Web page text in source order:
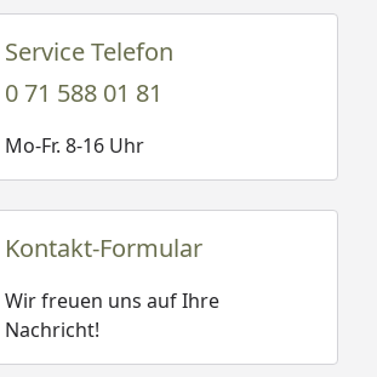
Service Telefon
0 71 588 01 81
Mo-Fr. 8-16 Uhr
Kontakt-Formular
Wir freuen uns auf Ihre
Nachricht!